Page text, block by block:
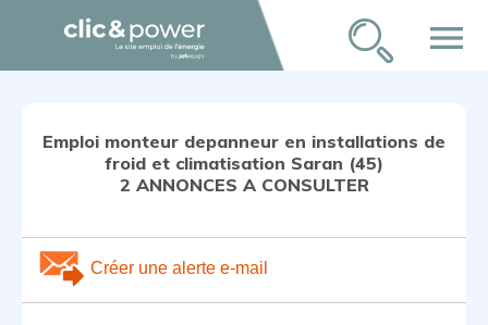
menu
Emploi monteur depanneur en installations de
froid et climatisation Saran (45)
2 ANNONCES A CONSULTER
Créer une alerte e-mail